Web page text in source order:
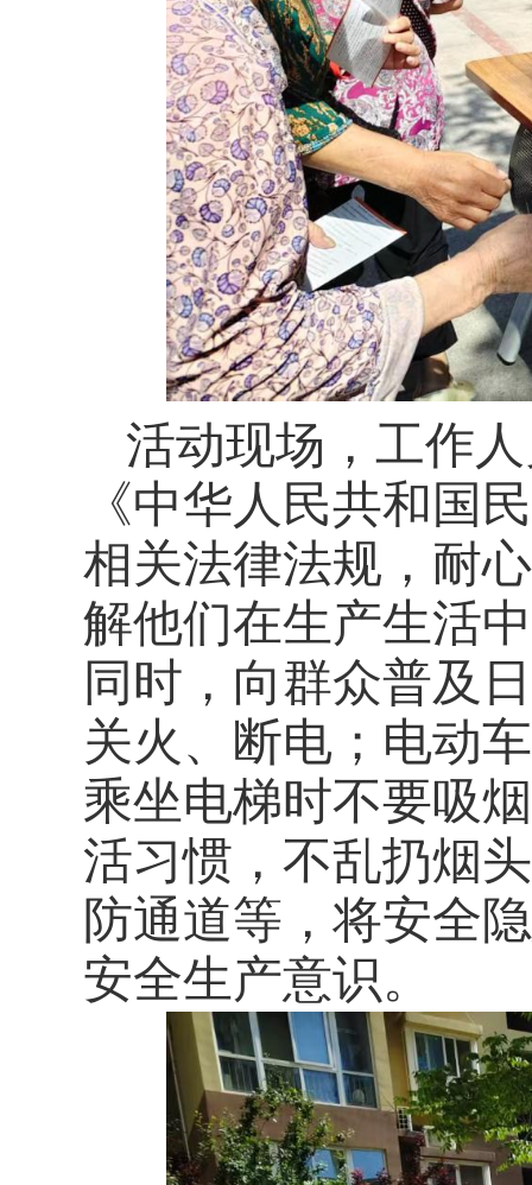
活动现场，工作
《中华人民共和国
相关法律法规，耐
解他们在生产生活
同时，向群众普及
关火、断电；电动
乘坐电梯时不要吸
活习惯，不乱扔烟
防通道等，将安全
安全生产意识。